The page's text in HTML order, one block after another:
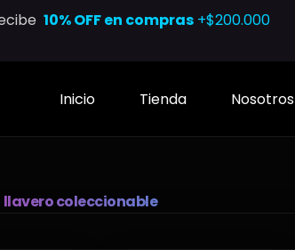
10% OFF en compras+$200.000
Inicio Tienda Nosotros
llavero coleccionable